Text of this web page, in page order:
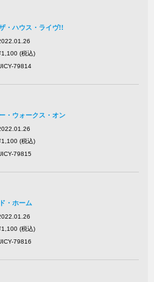
・ハウス・ライヴ!!
(税込)
79814
・ウォークス・オン
(税込)
79815
・ホーム
(税込)
79816